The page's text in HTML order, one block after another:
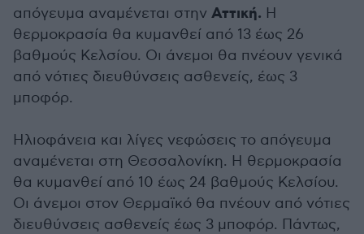
απόγευμα αναμένεται στην Αττική. Η
θερμοκρασία θα κυμανθεί από 13 έως 26
βαθμούς Κελσίου. Οι άνεμοι θα πνέουν γενικά
από νότιες διευθύνσεις ασθενείς, έως 3
μποφόρ.
Ηλιοφάνεια και λίγες νεφώσεις το απόγευμα
αναμένεται στη Θεσσαλονίκη. Η θερμοκρασία
θα κυμανθεί από 10 έως 24 βαθμούς Κελσίου.
Οι άνεμοι στον Θερμαϊκό θα πνέουν από νότιες
διευθύνσεις ασθενείς έως 3 μποφόρ. Πάντως,